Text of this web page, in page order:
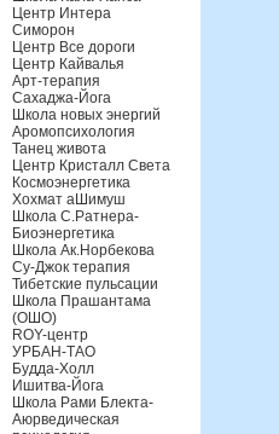
Центр Интера
Симорон
Центр Все дороги
Центр Кайвалья
Арт-терапия
Сахаджа-Йога
Школа новых энергий
Аромопсихология
Танец живота
Центр Кристалл Света
Космоэнергетика
Хохмат аШимуш
Школа С.Ратнера-
Биоэнергетика
Школа Ак.Норбекова
Су-Джок терапия
Тибетские пульсации
Школа Прашантама
(ОШО)
ROY-центр
УРБАН-ТАО
Будда-Холл
Ишитва-Йога
Школа Рами Блекта-
Аюрведическая